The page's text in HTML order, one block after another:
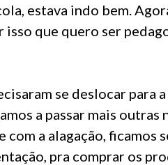
estava indo bem.
isso que quero ser
se deslocar para
a passar mais outras
com a alagação, ficamos
pra comprar os